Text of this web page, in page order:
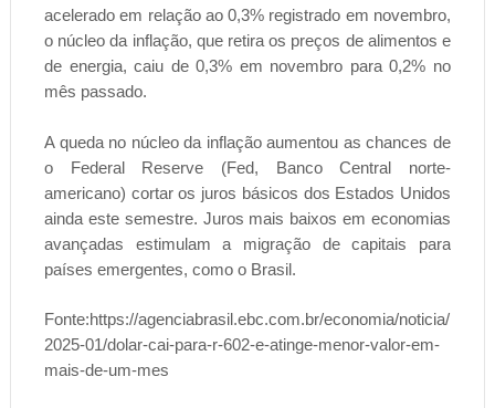
acelerado em relação ao 0,3% registrado em novembro,
o núcleo da inflação, que retira os preços de alimentos e
de energia, caiu de 0,3% em novembro para 0,2% no
mês passado.
A queda no núcleo da inflação aumentou as chances de
o Federal Reserve (Fed, Banco Central norte-
americano) cortar os juros básicos dos Estados Unidos
ainda este semestre. Juros mais baixos em economias
avançadas estimulam a migração de capitais para
países emergentes, como o Brasil.
Fonte:https://agenciabrasil.ebc.com.br/economia/noticia/
2025-01/dolar-cai-para-r-602-e-atinge-menor-valor-em-
mais-de-um-mes